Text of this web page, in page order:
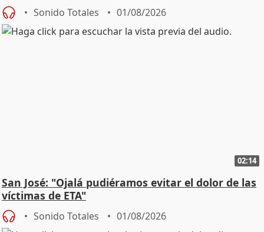
Sonido Totales 01/08/2026
02:14
San José: "Ojalá pudiéramos evitar el dolor de las
víctimas de ETA"
Sonido Totales 01/08/2026